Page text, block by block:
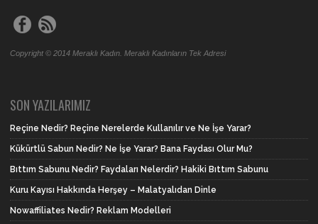
Copyright © 2014 Meraklı Kadın. Meraklı Kadınların Tek Adresi
SON YAZILARIMIZ
Reçine Nedir? Reçine Nerelerde Kullanılır ve Ne İşe Yarar?
Kükürtlü Sabun Nedir? Ne İşe Yarar? Bana Faydası Olur Mu?
Bıttım Sabunu Nedir? Faydaları Nelerdir? Hakiki Bıttım Sabunu
Kuru Kayısı Hakkında Herşey – Malatyalıdan Dinle
Nowaffiliates Nedir? Reklam Modelleri